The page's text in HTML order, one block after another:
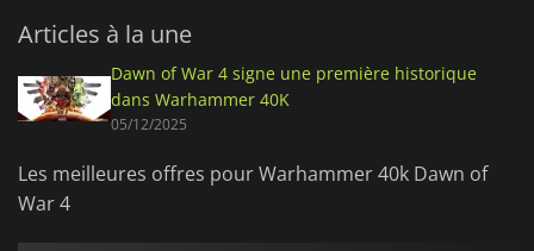
Articles à la une
Dawn of War 4 signe une première historique
dans Warhammer 40K
05/12/2025
Les meilleures offres pour Warhammer 40k Dawn of
War 4